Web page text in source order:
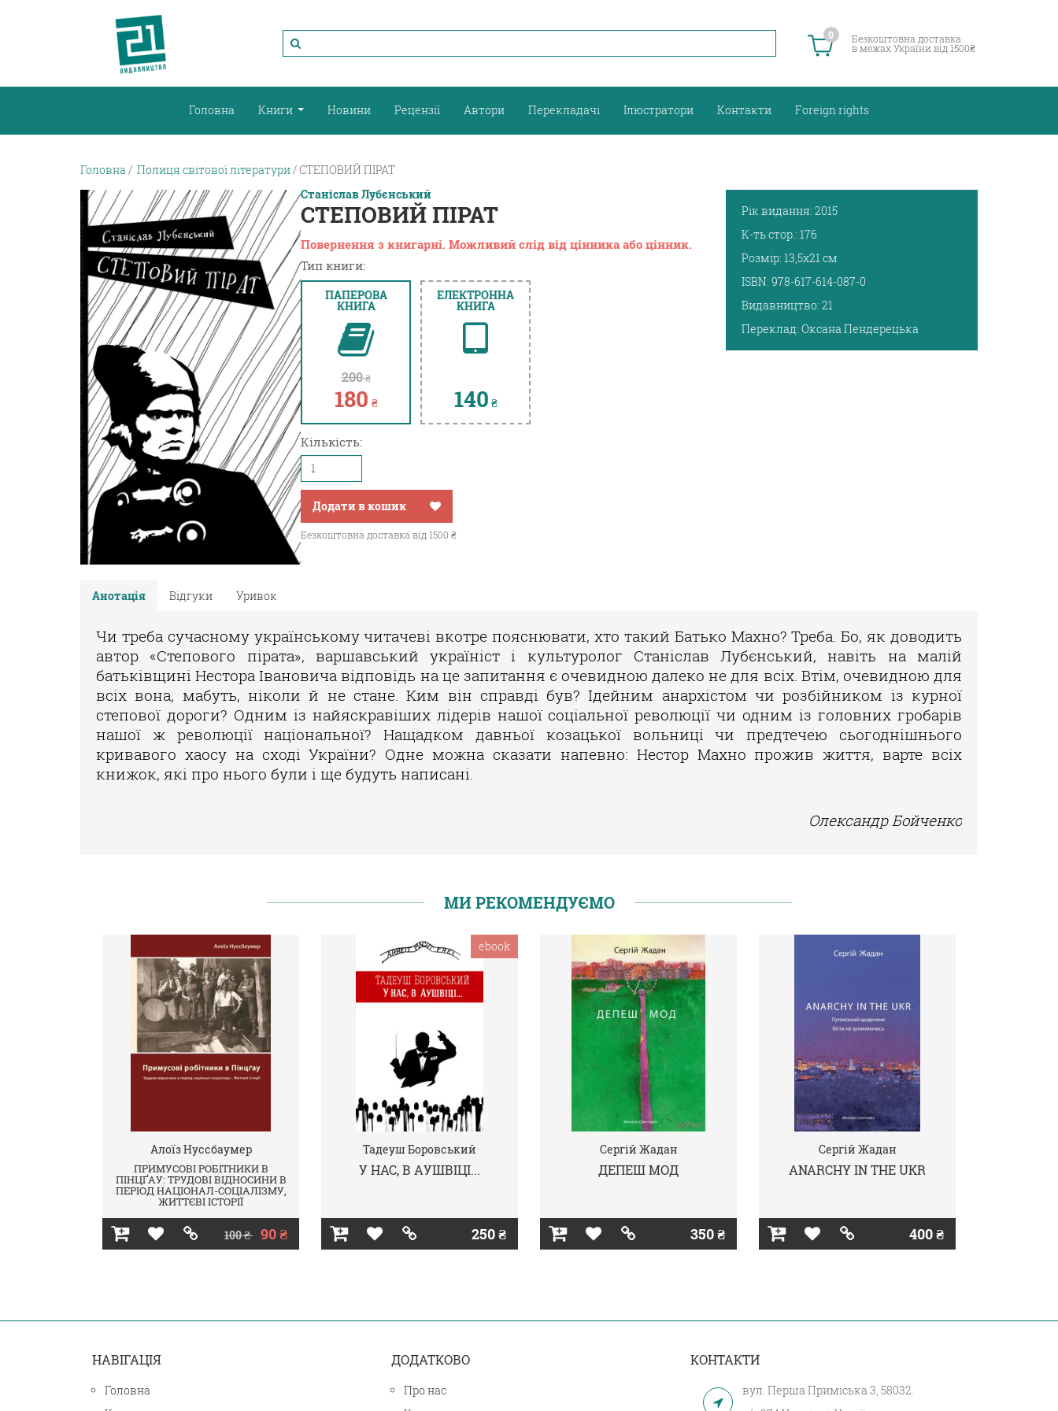
0 Безкоштовна доставка
в межах України від 1500₴
Головна Книги Новини Рецензії Автори Перекладачі Ілюстратори Контакти Foreign rights
Головна Полиця світової літератури СТЕПОВИЙ ПІРАТ
Станіслав Лубєнський
СТЕПОВИЙ ПІРАТ
Повернення з книгарні. Можливий слід від цінника або цінник.
Тип книги:
ПАПЕРОВА
КНИГА
200₴
180 ₴
ЕЛЕКТРОННА
КНИГА
140 ₴
Кількість:
Додати в кошик
Безкоштовна доставка від 1500 ₴
Рік видання: 2015
К-ть стор.: 176
Розмір: 13,5х21 см
ISBN: 978-617-614-087-0
Видавництво: 21
Переклад: Оксана Пендерецька
Анотація Відгуки Уривок
Чи треба сучасному українському читачеві вкотре пояснювати, хто такий Батько Махно? Треба. Бо, як доводить
автор «Степового пірата», варшавський україніст і культуролог Станіслав Лубєнський, навіть на малій
батьківщині Нестора Івановича відповідь на це запитання є очевидною далеко не для всіх. Втім, очевидною для
всіх вона, мабуть, ніколи й не стане. Ким він справді був? Ідейним анархістом чи розбійником із курної
степової дороги? Одним із найяскравіших лідерів нашої соціальної революції чи одним із головних гробарів
нашої ж революції національної? Нащадком давньої козацької вольниці чи предтечею сьогоднішнього
кривавого хаосу на сході України? Одне можна сказати напевно: Нестор Махно прожив життя, варте всіх
книжок, які про нього були і ще будуть написані.
Олександр Бойченко
МИ РЕКОМЕНДУЄМО
Алоїз Нуссбаумер
ПРИМУСОВІ РОБІТНИКИ В
ПІНЦҐАУ: ТРУДОВІ ВІДНОСИНИ В
ПЕРІОД НАЦІОНАЛ-СОЦІАЛІЗМУ,
ЖИТТЄВІ ІСТОРІЇ
100 ₴ 90 ₴
Тадеуш Боровський
У НАС, В АУШВІЦІ...
250 ₴
ebook
Сергій Жадан
ДЕПЕШ МОД
350 ₴
Сергій Жадан
ANARCHY IN THE UKR
400 ₴
НАВІГАЦІЯ
Головна
ДОДАТКОВО
Про нас
КОНТАКТИ
вул. Перша Приміська 3, 58032.